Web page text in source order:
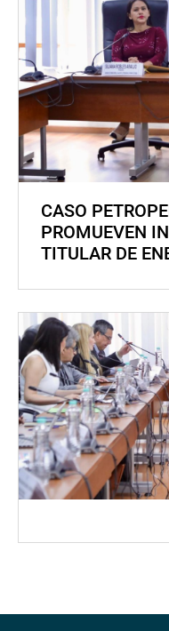
CASO
PROMUEVEN
TITULAR DE